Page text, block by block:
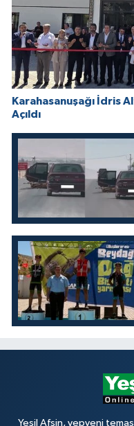
Karahasanuşağı İdris
Açıldı
Yeşil Afşin, yepyeni